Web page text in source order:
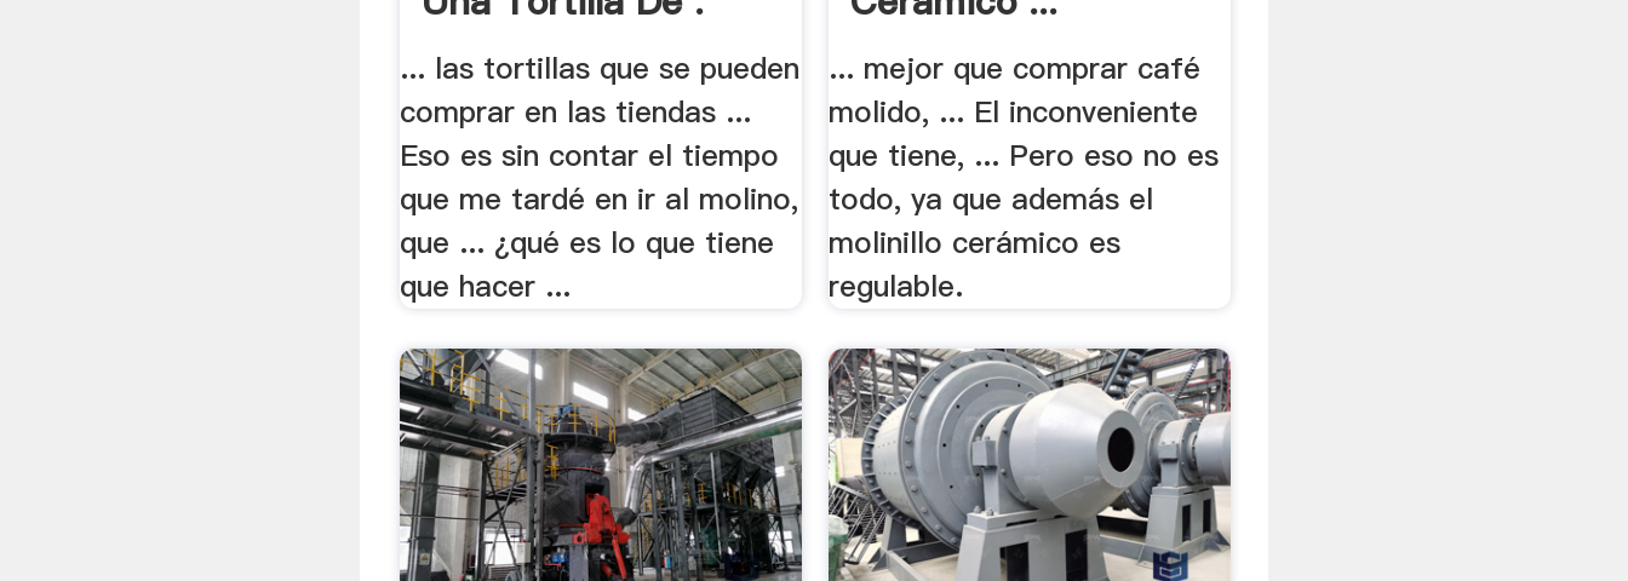
... las tortillas que se pueden
comprar en las tiendas ...
Eso es sin contar el tiempo
que me tardé en ir al molino,
que ... ¿qué es lo que tiene
que hacer ...
... mejor que comprar café
molido, ... El inconveniente
que tiene, ... Pero eso no es
todo, ya que además el
molinillo cerámico es
regulable.